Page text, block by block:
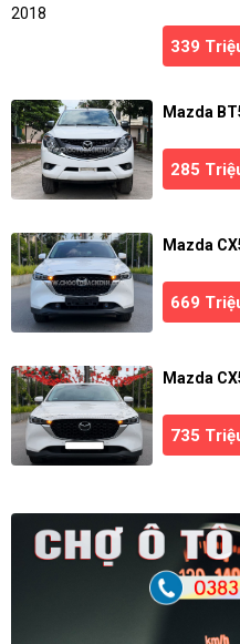
339
Mazda
285
Mazda
669
Mazda
735